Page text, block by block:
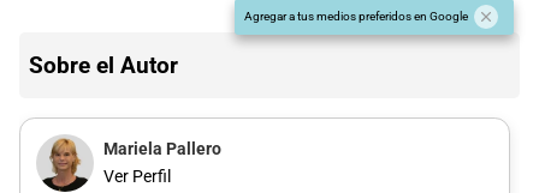
Agregar a tus medios preferidos en Google
Sobre el Autor
Mariela Pallero
Ver Perfil